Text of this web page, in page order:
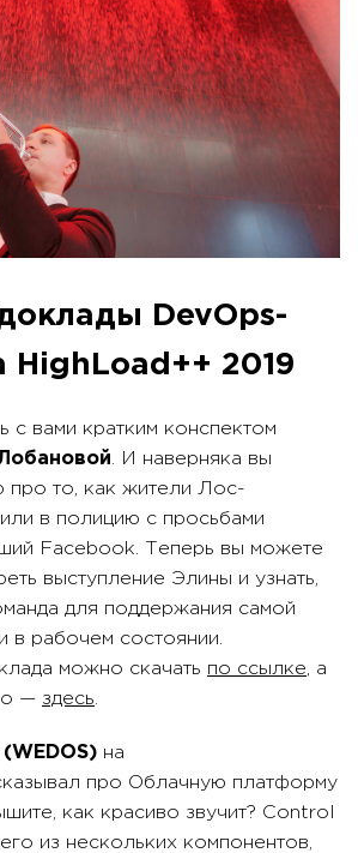
DevOps-
HighLoad++ 2019
с вами кратким конспектом
. И наверняка вы
про то, как жители Лос-
в полицию с просьбами
Facebook. Теперь вы можете
выступление Элины и узнать,
для поддержания самой
в рабочем состоянии.
можно скачать по ссылке , а
— здесь
на
про Облачную платформу
как красиво звучит? Control
из нескольких компонентов,